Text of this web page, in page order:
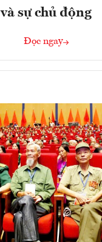
và sự chủ động
Đọc ngay